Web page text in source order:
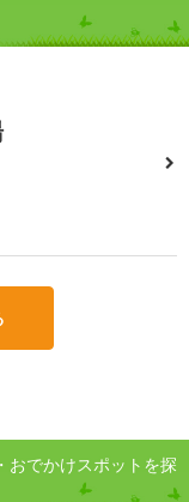
おでかけスポットを探